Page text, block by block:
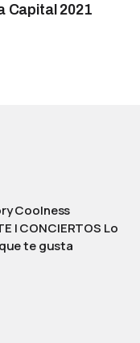
Capital 2021
Coolness
| CONCIERTOS Lo
te gusta